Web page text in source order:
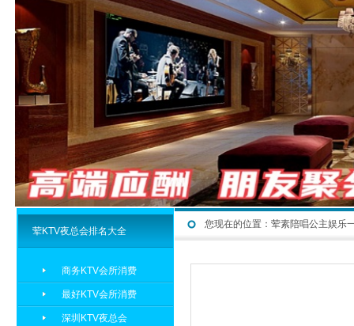
您现在的位置： 荤素陪唱公主娱乐
荤KTV夜总会排名大全
商务KTV会所消费
最好KTV会所消费
深圳KTV夜总会